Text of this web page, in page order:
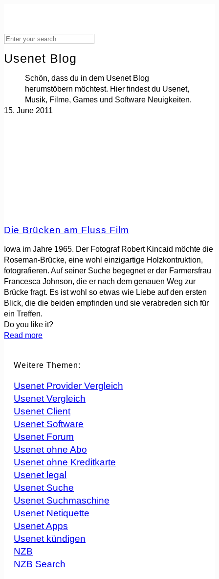
Usenet Blog
Schön, dass du in dem Usenet Blog
herumstöbern möchtest. Hier findest du Usenet,
Musik, Filme, Games und Software Neuigkeiten.
15. June 2011
Die Brücken am Fluss Film
Iowa im Jahre 1965. Der Fotograf Robert Kincaid möchte die
Roseman-Brücke, eine wohl einzigartige Holzkontruktion,
fotografieren. Auf seiner Suche begegnet er der Farmersfrau
Francesca Johnson, die er nach dem genauen Weg zur
Brücke fragt. Es ist wohl so etwas wie Liebe auf den ersten
Blick, die die beiden empfinden und sie verabreden sich für
ein Treffen.
Do you like it?
Read more
Weitere Themen:
Usenet Provider Vergleich
Usenet Vergleich
Usenet Client
Usenet Software
Usenet Forum
Usenet ohne Abo
Usenet ohne Kreditkarte
Usenet legal
Usenet Suche
Usenet Suchmaschine
Usenet Netiquette
Usenet Apps
Usenet kündigen
NZB
NZB Search